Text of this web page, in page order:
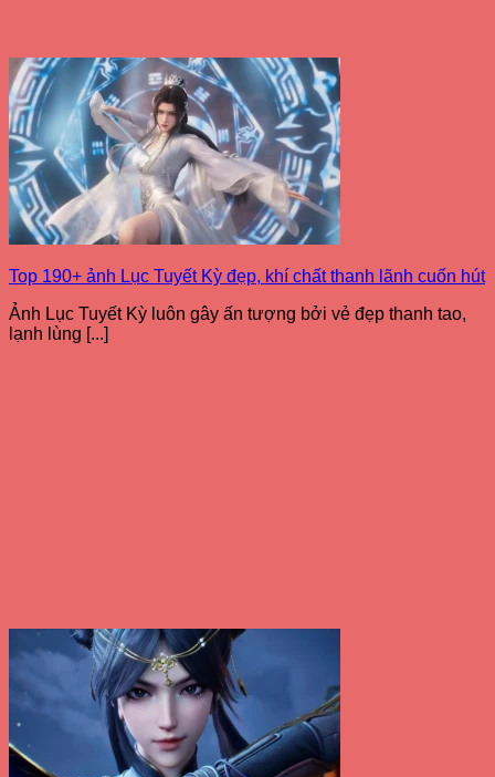
Top 190+ ảnh Lục Tuyết Kỳ đẹp, khí chất thanh lãnh cuốn hút
Ảnh Lục Tuyết Kỳ luôn gây ấn tượng bởi vẻ đẹp thanh tao,
lạnh lùng [...]